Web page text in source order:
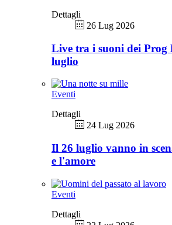
Dettagli
26 Lug 2026
Live tra i suoni dei Prog
luglio
Eventi
Dettagli
24 Lug 2026
Il 26 luglio vanno in
e l'amore
Eventi
Dettagli